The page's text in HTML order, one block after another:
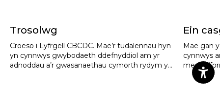
Trosolwg
Croeso i Lyfrgell CBCDC. Mae’r tudalennau hyn
yn cynnwys gwybodaeth ddefnyddiol am yr
adnoddau a’r gwasanaethau cymorth rydym yn
Ein
Mae gan
cynnwys
mewn